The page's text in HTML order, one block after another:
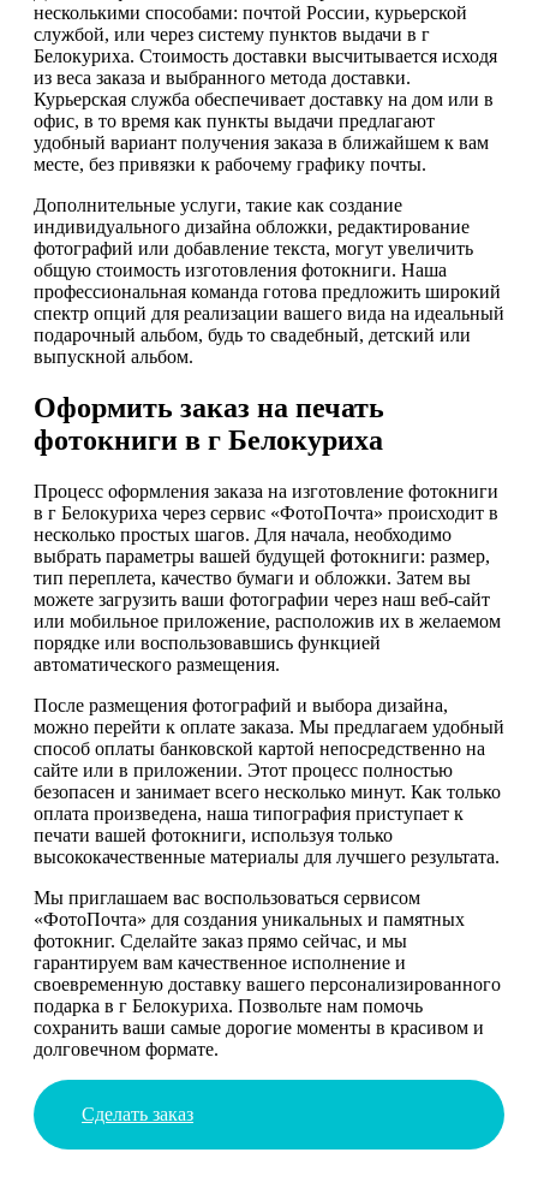
несколькими способами: почтой России, курьерской
службой, или через систему пунктов выдачи в г
Белокуриха. Стоимость доставки высчитывается исходя
из веса заказа и выбранного метода доставки.
Курьерская служба обеспечивает доставку на дом или в
офис, в то время как пункты выдачи предлагают
удобный вариант получения заказа в ближайшем к вам
месте, без привязки к рабочему графику почты.
Дополнительные услуги, такие как создание
индивидуального дизайна обложки, редактирование
фотографий или добавление текста, могут увеличить
общую стоимость изготовления фотокниги. Наша
профессиональная команда готова предложить широкий
спектр опций для реализации вашего вида на идеальный
подарочный альбом, будь то свадебный, детский или
выпускной альбом.
Оформить заказ на печать
фотокниги в г Белокуриха
Процесс оформления заказа на изготовление фотокниги
в г Белокуриха через сервис «ФотоПочта» происходит в
несколько простых шагов. Для начала, необходимо
выбрать параметры вашей будущей фотокниги: размер,
тип переплета, качество бумаги и обложки. Затем вы
можете загрузить ваши фотографии через наш веб-сайт
или мобильное приложение, расположив их в желаемом
порядке или воспользовавшись функцией
автоматического размещения.
После размещения фотографий и выбора дизайна,
можно перейти к оплате заказа. Мы предлагаем удобный
способ оплаты банковской картой непосредственно на
сайте или в приложении. Этот процесс полностью
безопасен и занимает всего несколько минут. Как только
оплата произведена, наша типография приступает к
печати вашей фотокниги, используя только
высококачественные материалы для лучшего результата.
Мы приглашаем вас воспользоваться сервисом
«ФотоПочта» для создания уникальных и памятных
фотокниг. Сделайте заказ прямо сейчас, и мы
гарантируем вам качественное исполнение и
своевременную доставку вашего персонализированного
подарка в г Белокуриха. Позвольте нам помочь
сохранить ваши самые дорогие моменты в красивом и
долговечном формате.
Сделать заказ